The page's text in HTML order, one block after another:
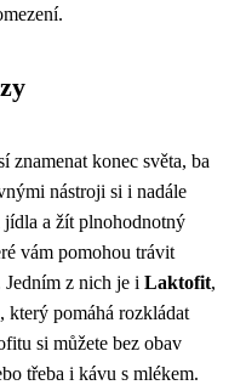
znamenat konec světa, ba
nástroji si i nadále
jídla a žít plnohodnotný
vám pomohou trávit
z nich je i Laktofit,
který pomáhá rozkládat
si můžete bez obav
třeba i kávu s mlékem.